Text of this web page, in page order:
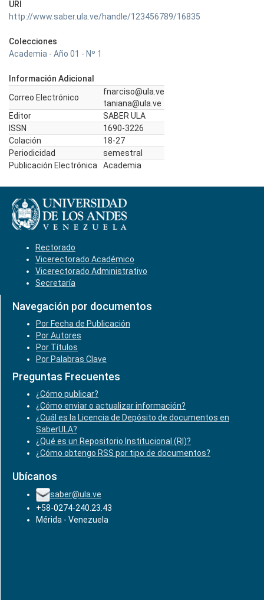
URI
http://www.saber.ula.ve/handle/123456789/16835
Colecciones
Academia - Año 01 - Nº 1
Información Adicional
Correo Electrónico
fnarciso@ula.ve
taniana@ula.ve
Editor
SABER ULA
ISSN
1690-3226
Colación
18-27
Periodicidad
semestral
Publicación Electrónica
Academia
Rectorado
Vicerectorado Académico
Vicerectorado Administrativo
Secretaría
Navegación por documentos
Por Fecha de Publicación
Por Autores
Por Títulos
Por Palabras Clave
Preguntas Frecuentes
¿Cómo publicar?
¿Cómo enviar o actualizar información?
¿Cuál es la Licencia de Depósito de documentos en
SaberULA?
¿Qué es un Repositorio Institucional (RI)?
¿Cómo obtengo RSS por tipo de documentos?
Ubícanos
saber@ula.ve
+58-0274-240.23.43
Mérida - Venezuela